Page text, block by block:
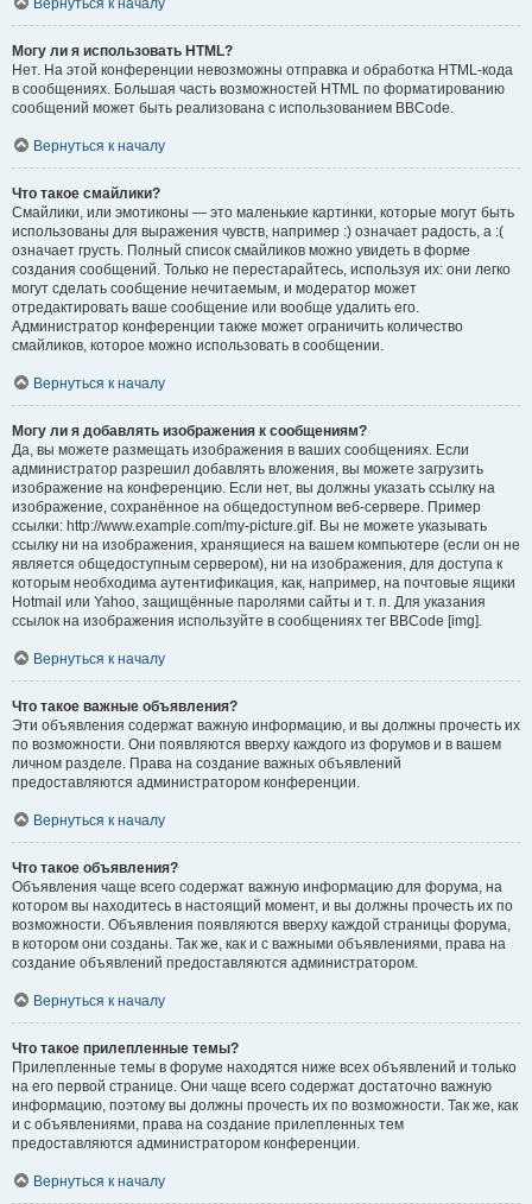
Вернуться к началу
Могу ли я использовать HTML?
Нет. На этой конференции невозможны отправка и обработка HTML-кода
в сообщениях. Большая часть возможностей HTML по форматированию
сообщений может быть реализована с использованием BBCode.
Вернуться к началу
Что такое смайлики?
Смайлики, или эмотиконы — это маленькие картинки, которые могут быть
использованы для выражения чувств, например :) означает радость, а :(
означает грусть. Полный список смайликов можно увидеть в форме
создания сообщений. Только не перестарайтесь, используя их: они легко
могут сделать сообщение нечитаемым, и модератор может
отредактировать ваше сообщение или вообще удалить его.
Администратор конференции также может ограничить количество
смайликов, которое можно использовать в сообщении.
Вернуться к началу
Могу ли я добавлять изображения к сообщениям?
Да, вы можете размещать изображения в ваших сообщениях. Если
администратор разрешил добавлять вложения, вы можете загрузить
изображение на конференцию. Если нет, вы должны указать ссылку на
изображение, сохранённое на общедоступном веб-сервере. Пример
ссылки: http://www.example.com/my-picture.gif. Вы не можете указывать
ссылку ни на изображения, хранящиеся на вашем компьютере (если он не
является общедоступным сервером), ни на изображения, для доступа к
которым необходима аутентификация, как, например, на почтовые ящики
Hotmail или Yahoo, защищённые паролями сайты и т. п. Для указания
ссылок на изображения используйте в сообщениях тег BBCode [img].
Вернуться к началу
Что такое важные объявления?
Эти объявления содержат важную информацию, и вы должны прочесть их
по возможности. Они появляются вверху каждого из форумов и в вашем
личном разделе. Права на создание важных объявлений
предоставляются администратором конференции.
Вернуться к началу
Что такое объявления?
Объявления чаще всего содержат важную информацию для форума, на
котором вы находитесь в настоящий момент, и вы должны прочесть их по
возможности. Объявления появляются вверху каждой страницы форума,
в котором они созданы. Так же, как и с важными объявлениями, права на
создание объявлений предоставляются администратором.
Вернуться к началу
Что такое прилепленные темы?
Прилепленные темы в форуме находятся ниже всех объявлений и только
на его первой странице. Они чаще всего содержат достаточно важную
информацию, поэтому вы должны прочесть их по возможности. Так же, как
и с объявлениями, права на создание прилепленных тем
предоставляются администратором конференции.
Вернуться к началу